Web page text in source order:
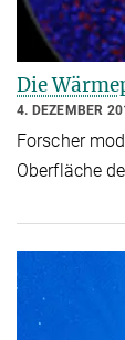
Die
4. DEZEMBER
Forscher
Oberfläche